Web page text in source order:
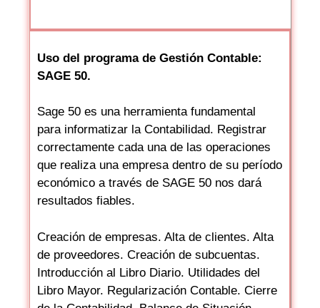
Uso del programa de Gestión Contable:
SAGE 50.
Sage 50 es una herramienta fundamental
para informatizar la Contabilidad. Registrar
correctamente cada una de las operaciones
que realiza una empresa dentro de su período
económico a través de SAGE 50 nos dará
resultados fiables.
Creación de empresas. Alta de clientes. Alta
de proveedores. Creación de subcuentas.
Introducción al Libro Diario. Utilidades del
Libro Mayor. Regularización Contable. Cierre